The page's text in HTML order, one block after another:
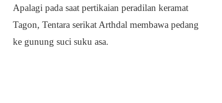
Apalagi pada saat pertikaian peradilan keramat
Tagon, Tentara serikat Arthdal membawa pedang
ke gunung suci suku asa.